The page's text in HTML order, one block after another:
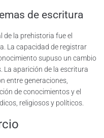
de escritura
la prehistoria fue el
La capacidad de registrar
supuso un cambio
La aparición de la escritura
entre generaciones,
de conocimientos y el
religiosos y políticos.